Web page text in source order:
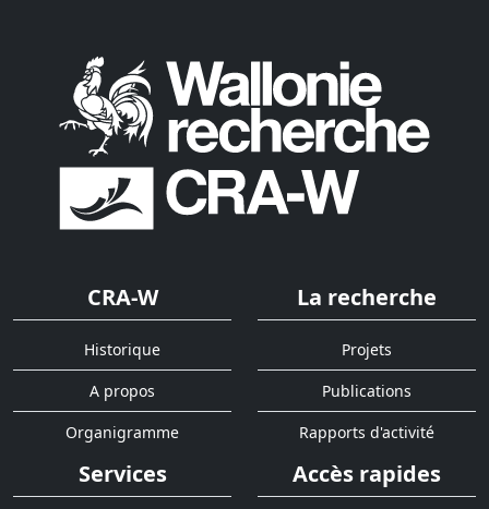
CRA-W
Historique
A propos
Organigramme
La recherche
Projets
Publications
Rapports d'activité
Services Accès rapides